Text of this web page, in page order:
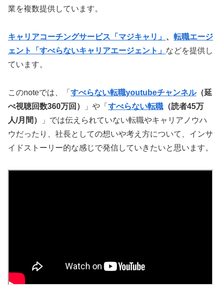
業を複数提供しています。
キャリアコーチングサービス「マジキャリ」 、 転職エージ
ェント「すべらないキャリアエージェント」 などを提供し
ています。
このnoteでは、「 すべらない転職youtubeチャンネル（延
べ視聴回数360万回）
」や「 すべらない転職 （読者45万
人/月間）
」では伝えられていない転職やキャリアノウハ
ウだったり、社長としての想いや考え方について、インサ
イドストーリー的な感じで発信していきたいと思います。